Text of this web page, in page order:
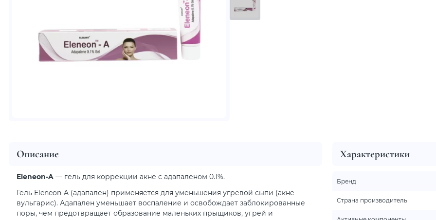
Описание
Eleneon-A — гель для коррекции акне с адапаленом 0.1%.
Гель Eleneon-A (адапален) применяется для уменьшения угревой сыпи (акне
вульгарис). Адапален уменьшает воспаление и освобождает заблокированные
поры, чем предотвращает образование маленьких прыщиков, угрей и
Характеристики
Бренд
Страна производитель